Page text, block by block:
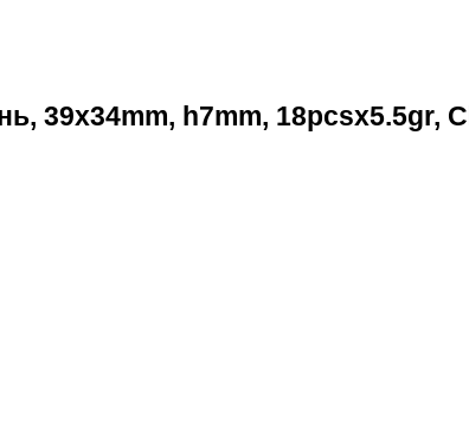
39x34mm, h7mm, 18pcsx5.5gr,